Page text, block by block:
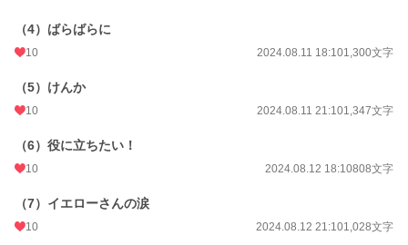
（4）ばらばらに
10 2024.08.11 18:101,300文字
（5）けんか
10 2024.08.11 21:101,347文字
（6）役に立ちたい！
10 2024.08.12 18:10808文字
（7）イエローさんの涙
10 2024.08.12 21:101,028文字